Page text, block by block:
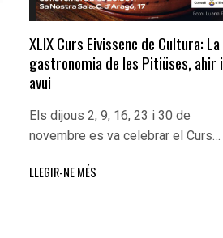
XLIX Curs Eivissenc de Cultura: La
gastronomia de les Pitiüses, ahir i
avui
Els dijous 2, 9, 16, 23 i 30 de
novembre es va celebrar el Curs…
LLEGIR-NE MÉS